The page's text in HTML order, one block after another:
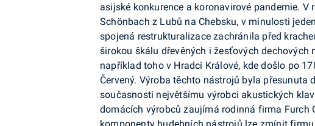
asijské konkurence a koronavirové pandemie.
Schönbach z Lubů na Chebsku, v minulosti
spojená restrukturalizace zachránila před
širokou škálu dřevěných i žesťových dechových
například toho v Hradci Králové, kde došlo po
Červený. Výroba těchto nástrojů byla
současnosti největšímu výrobci akustických
domácích výrobců zaujímá rodinná firma Furch